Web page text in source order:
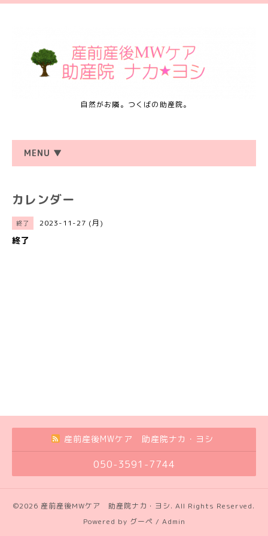
自然がお隣。つくばの助産院。
MENU ▼
カレンダー
終了 2023-11-27 (月)
終了
産前産後MWケア 助産院ナカ・ヨシ
050-3591-7744
©2026 産前産後MWケア 助産院ナカ・ヨシ. All Rights Reserved.
Powered by グーペ / Admin